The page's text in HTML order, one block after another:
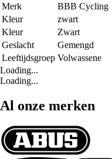
Merk
BBB Cycling
Kleur
zwart
Kleur
Zwart
Geslacht
Gemengd
Leeftijdsgroep Volwassene
Loading...
Loading...
Al onze merken